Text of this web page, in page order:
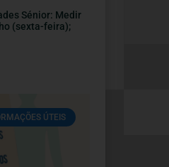
Sénior: Medir
(sexta-feira);
ÚTEIS